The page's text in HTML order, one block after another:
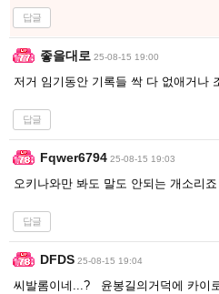
답글
좋을대로 25-08-15 19:00
저거 임기동안 기록들 싹 다 없애거나
답글
Fqwer6794 25-08-15 19:03
오키나와만 봐도 말도 안되는 개소리죠
답글
DFDS 25-08-15 19:04
씨발롬이네...? 윤봉길의거덕에 카이